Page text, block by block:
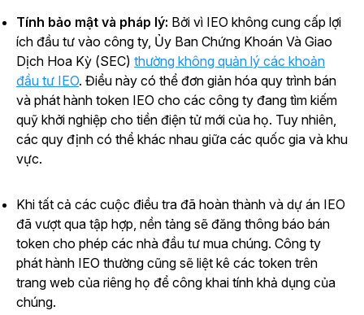
Tính bảo mật và pháp lý: Bởi vì IEO không cung cấp lợi
ích đầu tư vào công ty, Ủy Ban Chứng Khoán Và Giao
Dịch Hoa Kỳ (SEC) thường không quản lý các khoản
đầu tư IEO. Điều này có thể đơn giản hóa quy trình bán
và phát hành token IEO cho các công ty đang tìm kiếm
quỹ khởi nghiệp cho tiền điện tử mới của họ. Tuy nhiên,
các quy định có thể khác nhau giữa các quốc gia và khu
vực.
Khi tất cả các cuộc điều tra đã hoàn thành và dự án IEO
đã vượt qua tập hợp, nền tảng sẽ đăng thông báo bán
token cho phép các nhà đầu tư mua chúng. Công ty
phát hành IEO thường cũng sẽ liệt kê các token trên
trang web của riêng họ để công khai tính khả dụng của
chúng.